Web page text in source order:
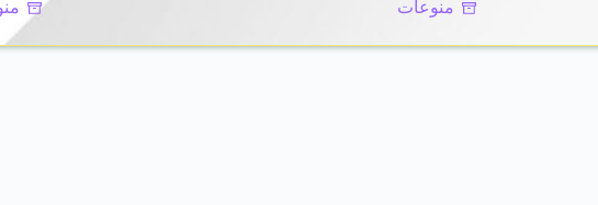
منوعات